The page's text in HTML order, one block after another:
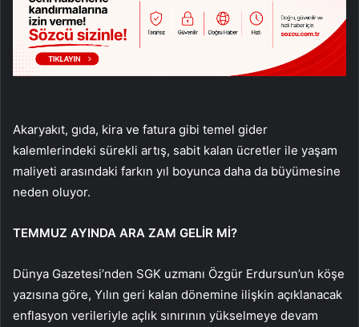
Akaryakıt, gıda, kira ve fatura gibi temel gider
kalemlerindeki sürekli artış, sabit kalan ücretler ile yaşam
maliyeti arasındaki farkın yıl boyunca daha da büyümesine
neden oluyor.
TEMMUZ AYINDA ARA ZAM GELİR Mİ?
Dünya Gazetesi’nden SGK uzmanı Özgür Erdursun’un köşe
yazısına göre, Yılın geri kalan dönemine ilişkin açıklanacak
enflasyon verileriyle açlık sınırının yükselmeye devam